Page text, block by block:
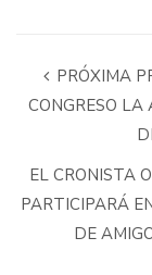
PRÓXIMA
CONGRESO LA
EL CRONISTA
PARTICIPARÁ
DE